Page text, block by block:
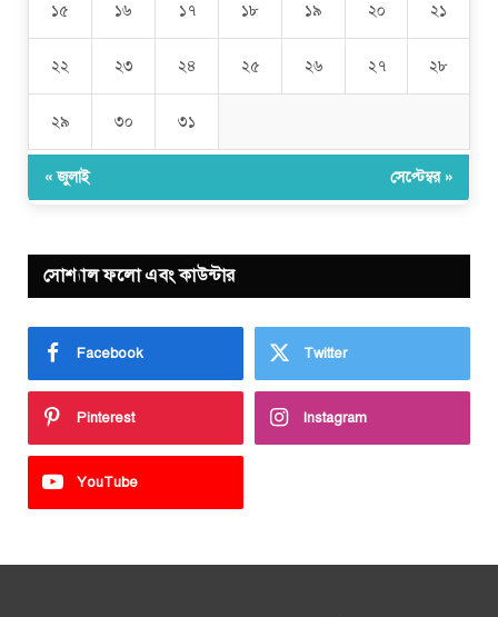
১৫ ১৬ ১৭ ১৮ ১৯ ২০ ২১
২২ ২৩ ২৪ ২৫ ২৬ ২৭ ২৮
২৯ ৩০ ৩১
« জুলাই সেপ্টেম্বর »
সোশ্যাল ফলো এবং কাউন্টার
Facebook Twitter
Pinterest Instagram
YouTube